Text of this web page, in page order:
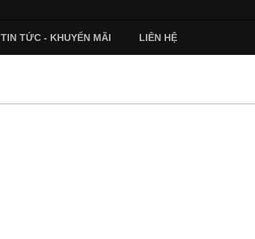
TIN TỨC - KHUYẾN MÃI LIÊN HỆ